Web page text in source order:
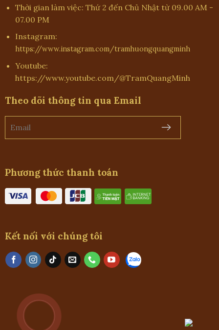
Thời gian làm việc: Thứ 2 đến Chủ Nhật từ 09.00 AM -
07.00 PM
Instagram:
https://www.instagram.com/tramhuongquangminh
Youtube:
https://www.youtube.com/@TramQuangMinh
Theo dõi thông tin qua Email
Phương thức thanh toán
Kết nối với chúng tôi